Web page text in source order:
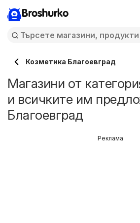
Broshurko
Козметика Благоевград
Магазини от
и всичките им
Благоевград
Реклама